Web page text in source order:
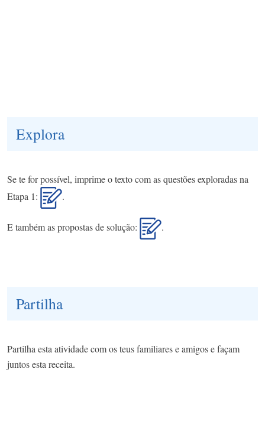
Explora
Se te for possível, imprime o texto com as questões exploradas na
Etapa 1:
.
E também as propostas de solução: .
Partilha
Partilha esta atividade com os teus familiares e amigos e façam
juntos esta receita.